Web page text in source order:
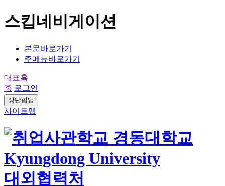
스킵네비게이션
본문바로가기
주메뉴바로가기
대표홈
홈 로그인
상단팝업
사이트맵
대외협력처